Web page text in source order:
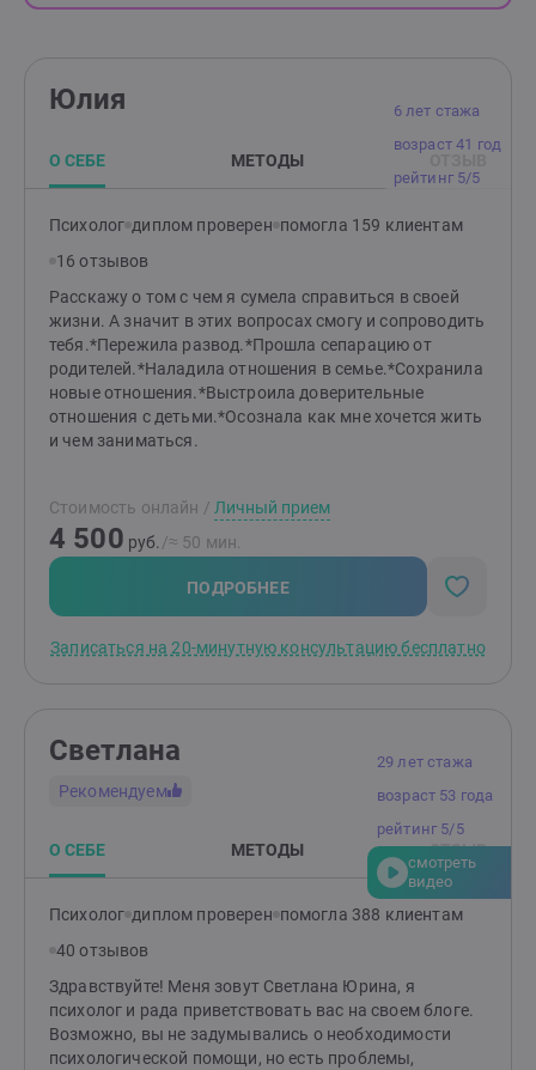
6 лет стажа
возраст 41 год
рейтинг 5/5
Юлия
О СЕБЕ МЕТОДЫ
Психолог диплом проверен помогла 159 клиентам
16 отзывов
Расскажу о том с чем я сумела справиться в своей
жизни. А значит в этих вопросах смогу и сопроводить
тебя.*Пережила развод.*Прошла сепарацию от
родителей.*Наладила отношения в семье.*Сохранила
новые отношения.*Выстроила доверительные
отношения с детьми.*Осознала как мне хочется жить
и чем заниматься.
Стоимость онлайн / Личный прием
4 500 руб. /≈ 50 мин.
ПОДРОБНЕЕ
Записаться на 20-минутную консультацию бесплатно
29 лет стажа
возраст 53 года
рейтинг 5/5
смотреть
видео
Светлана
Рекомендуем
О СЕБЕ МЕТОДЫ ОТЗЫВ
Психолог диплом проверен помогла 388 клиентам
40 отзывов
Здравствуйте! Меня зовут Светлана Юрина, я
психолог и рада приветствовать вас на своем блоге.
Возможно, вы не задумывались о необходимости
психологической помощи, но есть проблемы,